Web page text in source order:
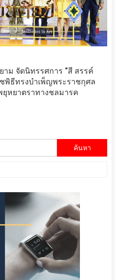
ม จัดนิทรรศการ “สี สรรค์
พิธีทรงบำเพ็ญพระราชกุศล
หยาตราทางชลมารค
สำหรับ: